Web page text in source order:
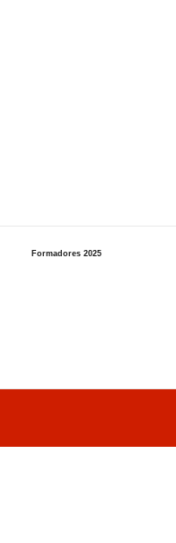
Formadores 2025